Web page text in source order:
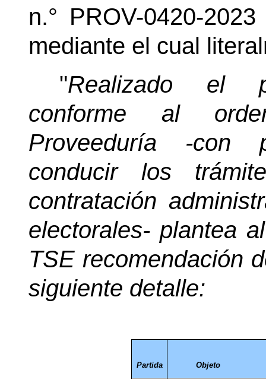
n.° PROV-0420-
mediante el cual
"Realizado el
conforme al
Proveeduría -con
conducir los
contratación
electorales- plantea
TSE recomendación
siguiente detalle:
Partida Objeto